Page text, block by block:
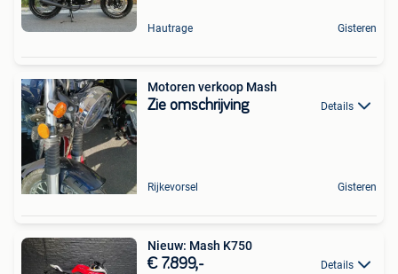
Hautrage Gisteren
Motoren verkoop Mash
Zie omschrijving Details
Rijkevorsel Gisteren
Nieuw: Mash K750
€ 7.899,- Details